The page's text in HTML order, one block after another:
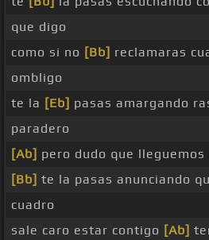
que digo
como si no [Bb] reclamaras
ombligo
te la [Eb] pasas amargando
paradero
[Ab] pero dudo que
[Bb] te la pasas anunciando
cuadro
sale caro estar contigo [Ab]